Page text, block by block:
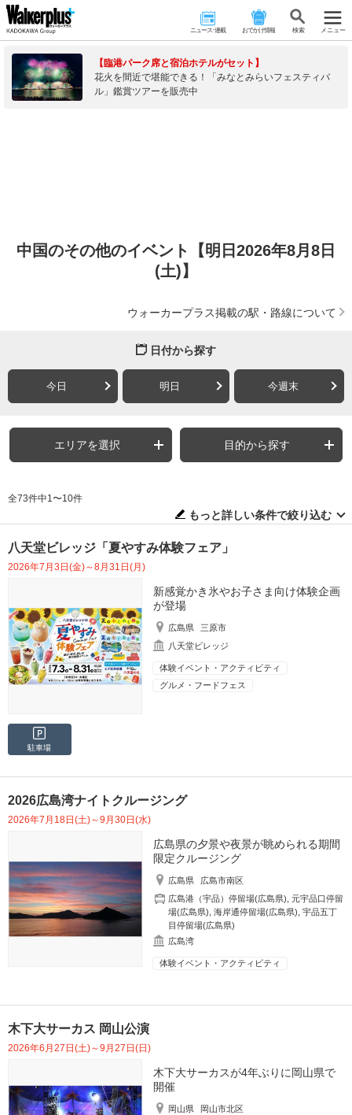
ニュース･連載 おでかけ情報 検 索 メニュー
【臨港パーク席と宿泊ホテルがセット】
花火を間近で堪能できる！「みなとみらいフェスティバ
ル」鑑賞ツアーを販売中
中国のその他のイベント【明日2026年8月8日
(土)】
ウォーカープラス掲載の駅・路線について
日付から探す
今日 明日 今週末
エリアを選択 目的から探す
全73件中1〜10件
もっと詳しい条件で絞り込む
八天堂ビレッジ「夏やすみ体験フェア」
2026年7月3日(金)～8月31日(月)
新感覚かき氷やお子さま向け体験企画
が登場
広島県
三原市
八天堂ビレッジ
体験イベント・アクティビティ
グルメ・フードフェス
駐車場
2026広島湾ナイトクルージング
2026年7月18日(土)～9月30日(水)
広島県の夕景や夜景が眺められる期間
限定クルージング
広島県
広島市南区
広島港（宇品）停留場(広島県) ,元宇品口停留
場(広島県) ,海岸通停留場(広島県) ,宇品五丁
目停留場(広島県)
広島湾
体験イベント・アクティビティ
木下大サーカス 岡山公演
2026年6月27日(土)～9月27日(日)
木下大サーカスが4年ぶりに岡山県で
開催
岡山県
岡山市北区